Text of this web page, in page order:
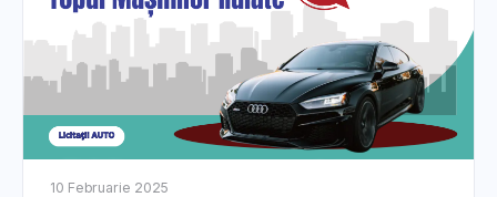
cumpărători, inclusiv răspunsurile la întrebări frecvente și
programarea probelor de conducere.
5. Procesul de Licitare și Vânzare:
Înțelegeetapele procesului de licitare și vânzarepe
DirektCar.ro. Îți aratăm cum să optimizezi prezența mașinii
10 Februarie 2025